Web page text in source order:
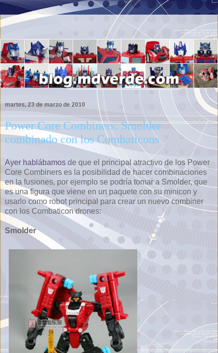
martes, 23 de marzo de 2010
Power Core Combiners: Smolder
combinado con los Combaticons
Ayer hablábamos de que el principal atractivo de los Power
Core Combiners es la posibilidad de hacer combinaciones
en la fusiones, por ejemplo se podría tomar a Smolder, que
es una figura que viene en un paquete con su minicon y
usarlo como robot principal para crear un nuevo combiner
con los Combaticon drones:
Smolder